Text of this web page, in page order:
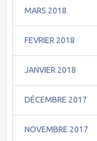
MARS 2018
FEVRIER 2018
JANVIER 2018
DÉCEMBRE 2017
NOVEMBRE 2017